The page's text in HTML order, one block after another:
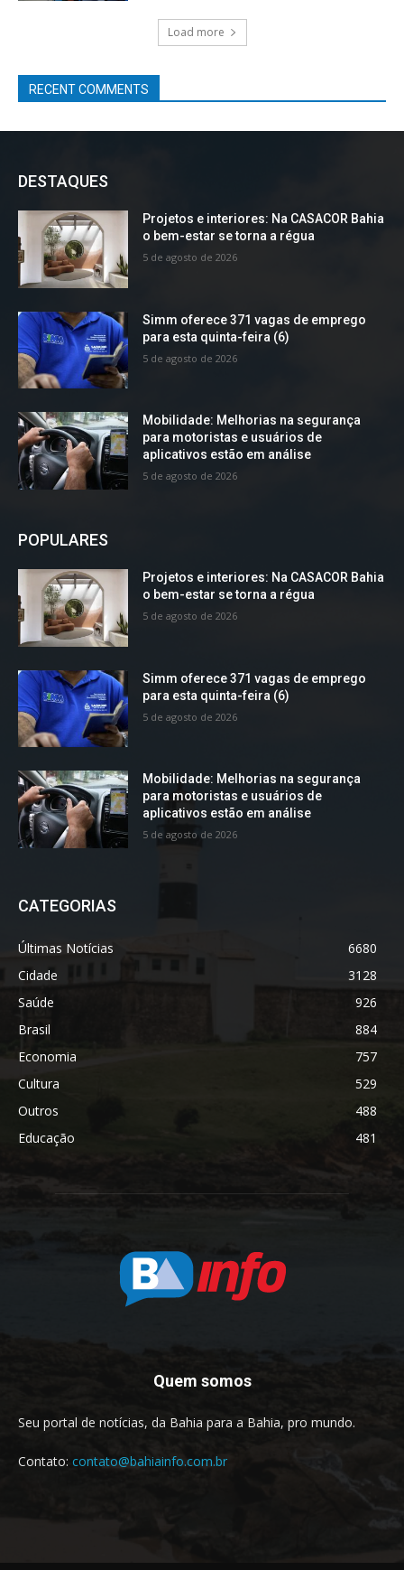
Load more
RECENT COMMENTS
DESTAQUES
Projetos e interiores: Na CASACOR Bahia
o bem-estar se torna a régua
5 de agosto de 2026
Simm oferece 371 vagas de emprego
para esta quinta-feira (6)
5 de agosto de 2026
Mobilidade: Melhorias na segurança
para motoristas e usuários de
aplicativos estão em análise
5 de agosto de 2026
POPULARES
Projetos e interiores: Na CASACOR Bahia
o bem-estar se torna a régua
5 de agosto de 2026
Simm oferece 371 vagas de emprego
para esta quinta-feira (6)
5 de agosto de 2026
Mobilidade: Melhorias na segurança
para motoristas e usuários de
aplicativos estão em análise
5 de agosto de 2026
CATEGORIAS
Últimas Notícias
6680
Cidade
3128
Saúde
926
Brasil
884
Economia
757
Cultura
529
Outros
488
Educação
481
Quem somos
Seu portal de notícias, da Bahia para a Bahia, pro mundo.
Contato: contato@bahiainfo.com.br